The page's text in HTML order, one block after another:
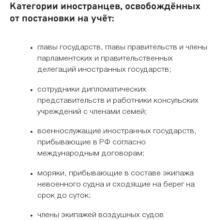
Категории иностранцев, освобождённых
от постановки на учёт:
главы государств, главы правительств и члены
парламентских и правительственных
делегаций иностранных государств;
сотрудники дипломатических
представительств и работники консульских
учреждений с членами семей;
военнослужащие иностранных государств,
прибывающие в РФ согласно
международным договорам;
моряки, прибывающие в составе экипажа
невоенного судна и сходящие на берег на
срок до суток;
члены экипажей воздушных судов